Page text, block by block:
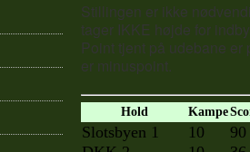
Stillingen er ikke
tager IKKE højde for
Point tjent på udebane
er minuspoint.
Hold Kampe
Slotsbyen 1 10
90